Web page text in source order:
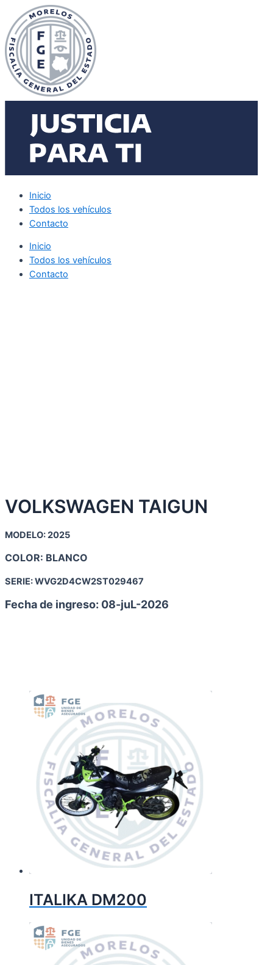
contenido
Inicio
Todos los vehículos
Contacto
Inicio
Todos los vehículos
Contacto
VOLKSWAGEN TAIGUN
MODELO: 2025
COLOR: BLANCO
SERIE:WVG2D4CW2ST029467
Fecha de ingreso: 08-juL-2026
ITALIKA DM200